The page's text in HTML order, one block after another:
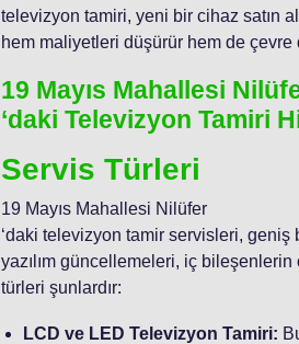
televizyon tamiri, yeni bir cihaz satın
hem maliyetleri düşürür hem de çevre
19 Mayıs Mahallesi
‘daki Televizyon Tamiri
Servis Türleri
19 Mayıs Mahallesi Nilüfer
‘daki televizyon tamir servisleri,
yazılım güncellemeleri, iç
türleri şunlardır:
LCD ve LED Televizyon Tamiri: